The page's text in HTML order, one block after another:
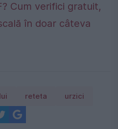
Cum verifici gratuit,
în doar câteva
reteta urzici